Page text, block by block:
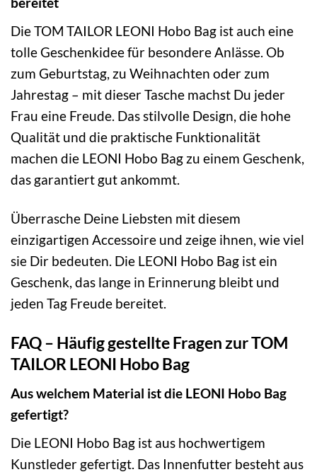
Die TOM TAILOR LEONI Hobo Bag ist auch eine
tolle Geschenkidee für besondere Anlässe. Ob
zum Geburtstag, zu Weihnachten oder zum
Jahrestag – mit dieser Tasche machst Du jeder
Frau eine Freude. Das stilvolle Design, die hohe
Qualität und die praktische Funktionalität
machen die LEONI Hobo Bag zu einem Geschenk,
das garantiert gut ankommt.
Überrasche Deine Liebsten mit diesem
einzigartigen Accessoire und zeige ihnen, wie viel
sie Dir bedeuten. Die LEONI Hobo Bag ist ein
Geschenk, das lange in Erinnerung bleibt und
jeden Tag Freude bereitet.
FAQ – Häufig gestellte Fragen zur TOM
TAILOR LEONI Hobo Bag
Aus welchem Material ist die LEONI Hobo Bag
gefertigt?
Die LEONI Hobo Bag ist aus hochwertigem
Kunstleder gefertigt. Das Innenfutter besteht aus